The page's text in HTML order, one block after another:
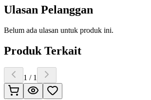
Ulasan Pelanggan
Belum ada ulasan untuk produk ini.
Produk Terkait
1 / 1